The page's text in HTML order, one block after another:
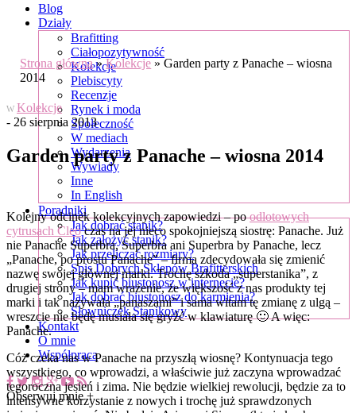
Blog
Działy
Brafitting
Ciałopozytywność
Kolekcje
Plebiscyty
Recenzje
Rynek i moda
Społeczność
W mediach
Wydarzenia
Wywiady
Inne
In English
Poradniki
Jak dobrać stanik?
Jak założyć stanik?
Jak przeliczać rozmiary?
Spis Dobrych Sklepów Brafitterskich
Jak kupić biustonosz w internecie?
Jak dobrać biustonosz do karmienia?
Słowniczek Stanikowy
Kontakt
O mnie
Współpraca
Obserwuj mnie +
Strona główna»Kolekcje »Garden party z Panache – wiosna
2014
W Kolekcje
- 26 sierpnia 2013
Garden party z Panache – wiosna 2014
Kolejny odcinek kolekcyjnych zapowiedzi – poodlotowych
cytrusach Cleoczas na jej nieco spokojniejszą siostrę: Panache. Już
nie Panache Superbra, Superbra ani Superbra by Panache, lecz
„Panache, po prostu Panache” – firma zdecydowała się zmienić
nazwę swojej głównej marki. Trochę szkoda „superstanika”, z
drugiej strony – mam wrażenie, że większość z nas produkty tej
marki i tak nazywała „panaszami” i sama witam tę zmianę z ulgą –
wreszcie nie będę musiała się gryźć w klawiaturę 🙂 A więc:
Panache.
Cóż czeka nas w Panache na przyszłą wiosnę? Kontynuacja tego
wszystkiego, co wprowadzi, a właściwie już zaczyna wprowadzać
tegoroczna jesień i zima. Nie będzie wielkiej rewolucji, będzie za to
intensywne korzystanie z nowych i trochę już sprawdzonych